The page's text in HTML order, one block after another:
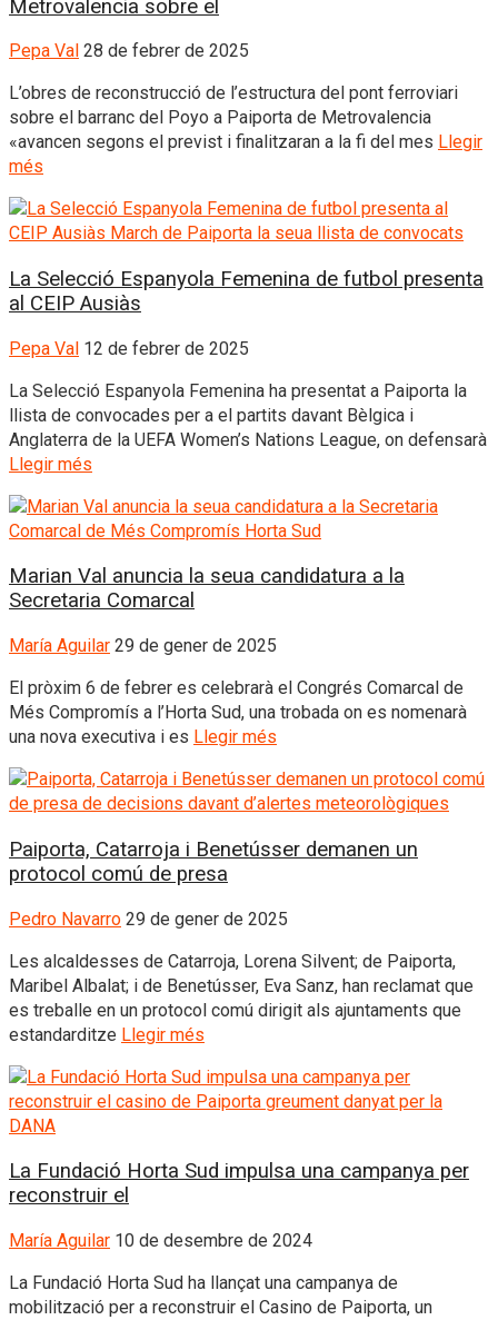
Metrovalencia sobre el
Pepa Val 28 de febrer de 2025
L’obres de reconstrucció de l’estructura del pont ferroviari
sobre el barranc del Poyo a Paiporta de Metrovalencia
«avancen segons el previst i finalitzaran a la fi del mes Llegir
més
La Selecció Espanyola Femenina de futbol presenta
al CEIP Ausiàs
Pepa Val 12 de febrer de 2025
La Selecció Espanyola Femenina ha presentat a Paiporta la
llista de convocades per a el partits davant Bèlgica i
Anglaterra de la UEFA Women’s Nations League, on defensarà
Llegir més
Marian Val anuncia la seua candidatura a la
Secretaria Comarcal
María Aguilar 29 de gener de 2025
El pròxim 6 de febrer es celebrarà el Congrés Comarcal de
Més Compromís a l’Horta Sud, una trobada on es nomenarà
una nova executiva i es Llegir més
Paiporta, Catarroja i Benetússer demanen un
protocol comú de presa
Pedro Navarro 29 de gener de 2025
Les alcaldesses de Catarroja, Lorena Silvent; de Paiporta,
Maribel Albalat; i de Benetússer, Eva Sanz, han reclamat que
es treballe en un protocol comú dirigit als ajuntaments que
estandarditze Llegir més
La Fundació Horta Sud impulsa una campanya per
reconstruir el
María Aguilar 10 de desembre de 2024
La Fundació Horta Sud ha llançat una campanya de
mobilització per a reconstruir el Casino de Paiporta, un